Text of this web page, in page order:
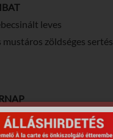
leves
mustáros zöldséges sertés
gazdagon